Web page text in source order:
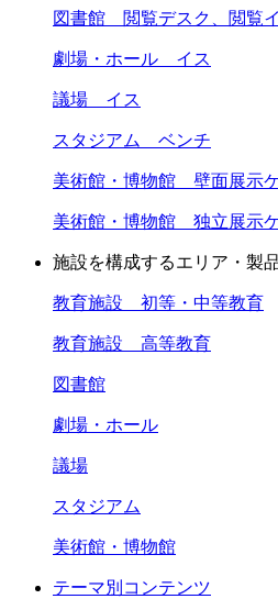
図書館 閲覧デスク、閲覧
劇場・ホール イス
議場 イス
スタジアム ベンチ
美術館・博物館 壁面展示
美術館・博物館 独立展示
施設を構成するエリア・製
教育施設 初等・中等教育
教育施設 高等教育
図書館
劇場・ホール
議場
スタジアム
美術館・博物館
テーマ別コンテンツ